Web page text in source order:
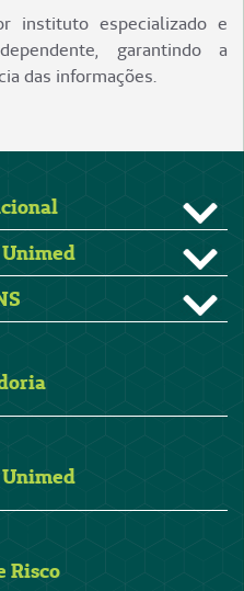
instituto especializado e
garantindo a
das informações.
Unimed
Risco